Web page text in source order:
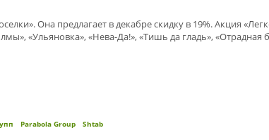
Она предлагает в декабре скидку в 19%. Акция
«Ульяновка», «Нева-Да!», «Тишь да гладь»,
Parabola Group Shtab